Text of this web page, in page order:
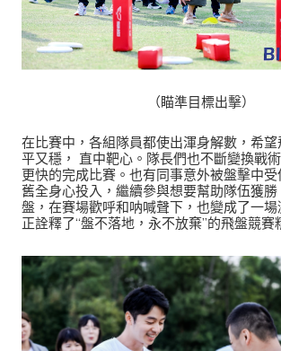
（瞄準目標出擊）
在比賽中，各組隊員都使出渾身解數，希
平又穩， 直中靶心。隊長們也不斷變換戰
更快的完成比賽。也有同事意外被盤擊中
舊全身心投入，繼續參與想要幫助隊伍獲
盤，在賽場歡呼和呐喊聲下，也變成了一
正詮釋了“盤不落地，永不放棄”的飛盤競賽